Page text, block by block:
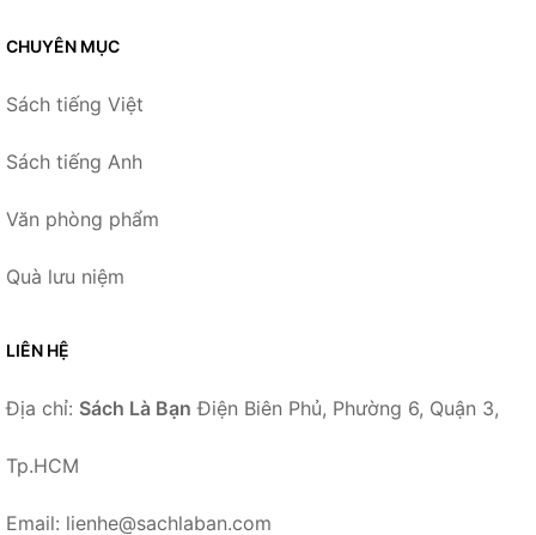
CHUYÊN MỤC
Sách tiếng Việt
Sách tiếng Anh
Văn phòng phẩm
Quà lưu niệm
LIÊN HỆ
Địa chỉ: Sách Là Bạn Điện Biên Phủ, Phường 6, Quận 3,
Tp.HCM
Email: lienhe@sachlaban.com